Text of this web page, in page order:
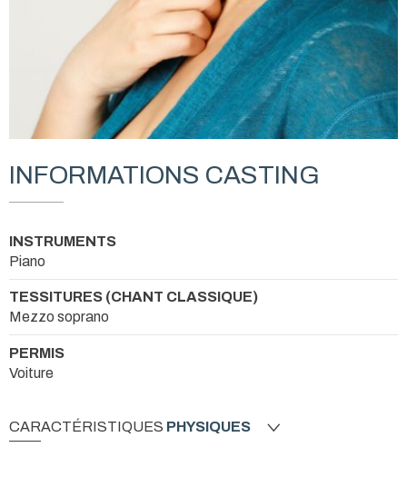
INFORMATIONS CASTING
INSTRUMENTS
Piano
TESSITURES (CHANT CLASSIQUE)
Mezzo soprano
PERMIS
Voiture
CARACTÉRISTIQUES PHYSIQUES